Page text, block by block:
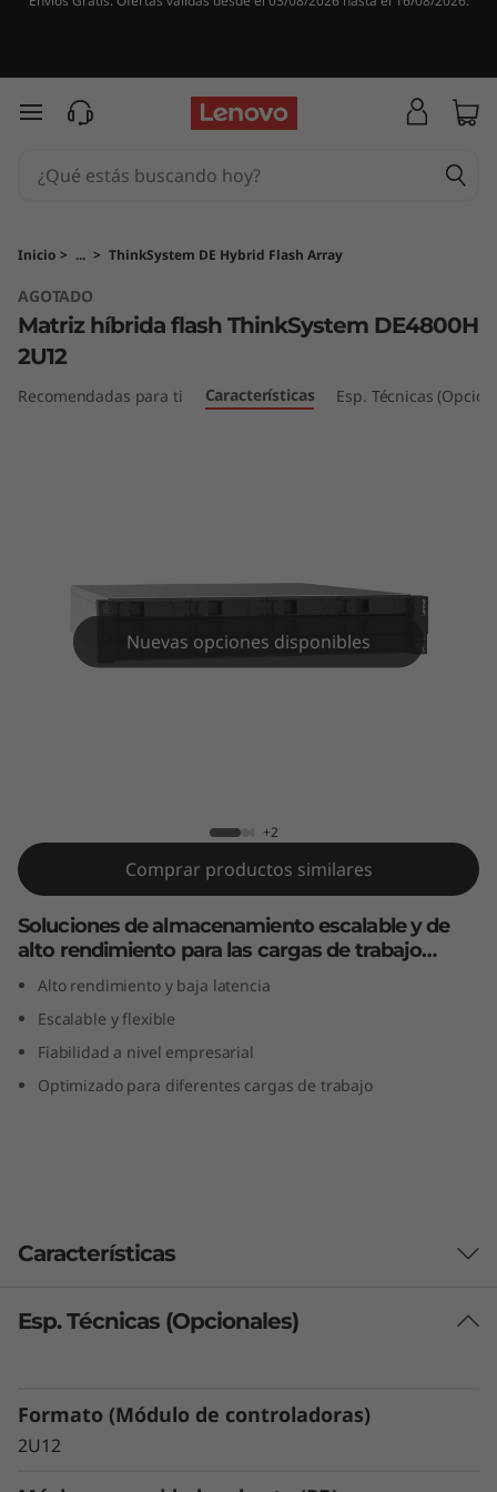
a
h
b
T
h
n
k
e
D
E
Ir al contenido principal
Inicio > ... > ThinkSystem DE Hybrid Flash Array
AGOTADO
Matriz híbrida flash ThinkSystem DE4800H
2U12
Recomendadas para ti Características Esp. Técnicas
Nuevas opciones disponibles
+2
Comprar productos similares
Soluciones de almacenamiento escalable y de
alto rendimiento para las cargas de trabajo
actuales
Alto rendimiento y baja latencia
Escalable y flexible
Fiabilidad a nivel empresarial
Optimizado para diferentes cargas de trabajo
Características
Aproveche la tecnología Flash en un
Optimizado para ofrecer capacidad y
Esp. Técnicas (Opcionales)
Formato (Módulo de controladoras)
2U12